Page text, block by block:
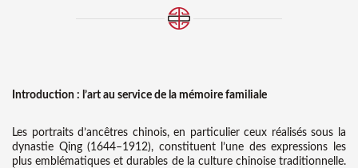
Introduction : l’art au service de la mémoire familiale
Les portraits d’ancêtres chinois, en particulier ceux réalisés sous la
dynastie Qing (1644–1912), constituent l’une des expressions les
plus emblématiques et durables de la culture chinoise traditionnelle.